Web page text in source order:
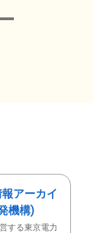
アーカイ
機構)
する東京電力